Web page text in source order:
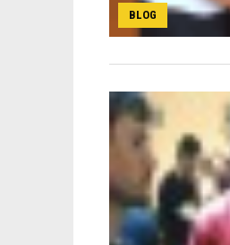
BLOG